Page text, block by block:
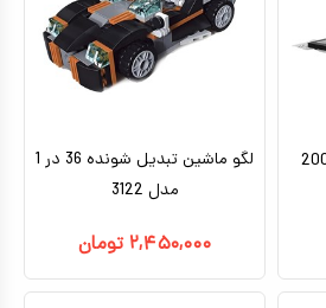
لگو ماشین تبدیل شونده 36 در 1
مدل 3122
۲,۴۵۰,۰۰۰ تومان